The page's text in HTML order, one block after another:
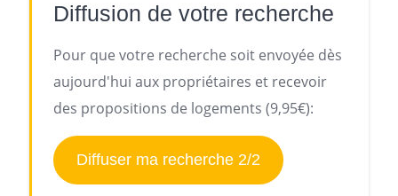
Diffusion de votre recherche
Pour que votre recherche soit envoyée dès
aujourd'hui aux propriétaires et recevoir
des propositions de logements (9,95€):
Diffuser ma recherche 2/2